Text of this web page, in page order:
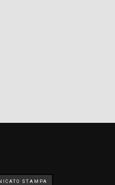
STAMPA